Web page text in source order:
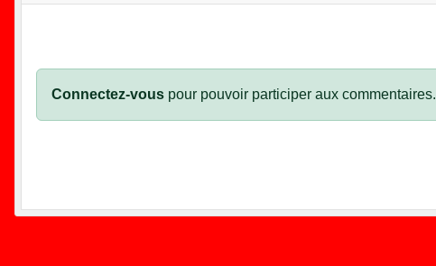
Connectez-vous pour pouvoir participer aux commentaires.